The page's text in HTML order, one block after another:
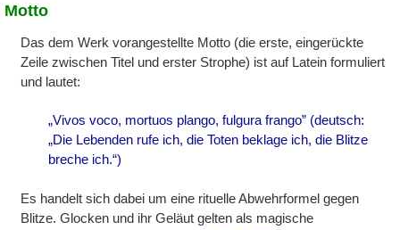
Motto
Das dem Werk vorangestellte Motto (die erste, eingerückte
Zeile zwischen Titel und erster Strophe) ist auf Latein formuliert
und lautet:
„Vivos voco, mortuos plango, fulgura frango” (deutsch:
„Die Lebenden rufe ich, die Toten beklage ich, die Blitze
breche ich.“)
Es handelt sich dabei um eine rituelle Abwehrformel gegen
Blitze. Glocken und ihr Geläut gelten als magische